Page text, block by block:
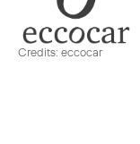
Credits: eccocar